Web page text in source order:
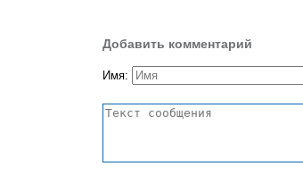
Добавить комментарий
Имя: